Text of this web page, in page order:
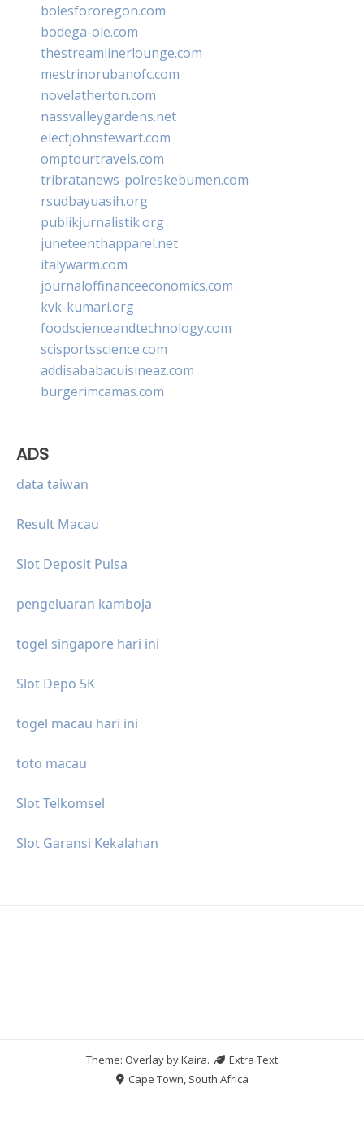
bolesfororegon.com
bodega-ole.com
thestreamlinerlounge.com
mestrinorubanofc.com
novelatherton.com
nassvalleygardens.net
electjohnstewart.com
omptourtravels.com
tribratanews-polreskebumen.com
rsudbayuasih.org
publikjurnalistik.org
juneteenthapparel.net
italywarm.com
journaloffinanceeconomics.com
kvk-kumari.org
foodscienceandtechnology.com
scisportsscience.com
addisababacuisineaz.com
burgerimcamas.com
ADS
data taiwan
Result Macau
Slot Deposit Pulsa
pengeluaran kamboja
togel singapore hari ini
Slot Depo 5K
togel macau hari ini
toto macau
Slot Telkomsel
Slot Garansi Kekalahan
Theme: Overlay byKaira.
Extra Text
Cape Town, South Africa